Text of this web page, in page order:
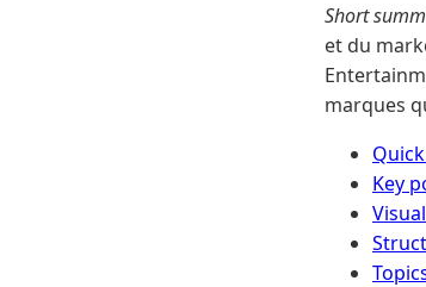
Short
et du
marques
Key
Visual